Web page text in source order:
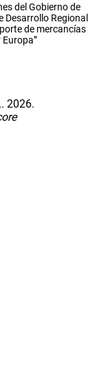
del Gobierno de
Regional
de mercancías
2026.